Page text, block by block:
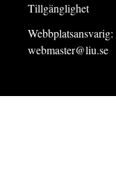
Tillgänglighet
Webbplatsansvarig:
webmaster@liu.se